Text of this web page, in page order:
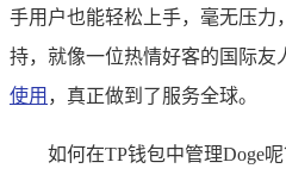
手用户也能轻松上手，毫无压力
持，就像一位热情好客的国际友
使用 ，真正做到了服务全球。
如何在TP钱包中管理Doge